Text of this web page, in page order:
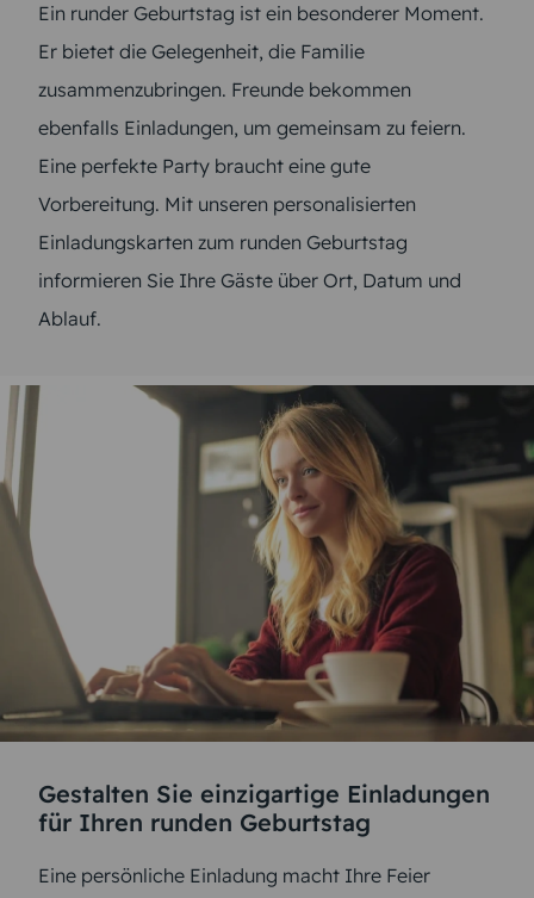
Ein runder Geburtstag ist ein besonderer Moment.
Er bietet die Gelegenheit, die Familie
zusammenzubringen. Freunde bekommen
ebenfalls Einladungen, um gemeinsam zu feiern.
Eine perfekte Party braucht eine gute
Vorbereitung. Mit unseren personalisierten
Einladungskarten zum runden Geburtstag
informieren Sie Ihre Gäste über Ort, Datum und
Ablauf.
Gestalten Sie einzigartige Einladungen
für Ihren runden Geburtstag
Eine persönliche Einladung macht Ihre Feier